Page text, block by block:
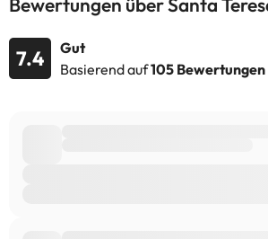
7.4
Gut
Basierend auf105 Bewertungen